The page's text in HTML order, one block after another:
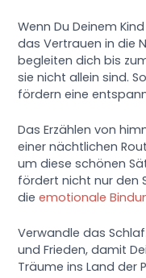
Wenn Du Deinem
das Vertrauen in die
begleiten dich bis
sie nicht allein sind.
fördern eine
Das Erzählen von
einer nächtlichen
um diese schönen
fördert nicht nur den
dieemotionale
Verwandle das
und Frieden, damit
Träume ins Land der